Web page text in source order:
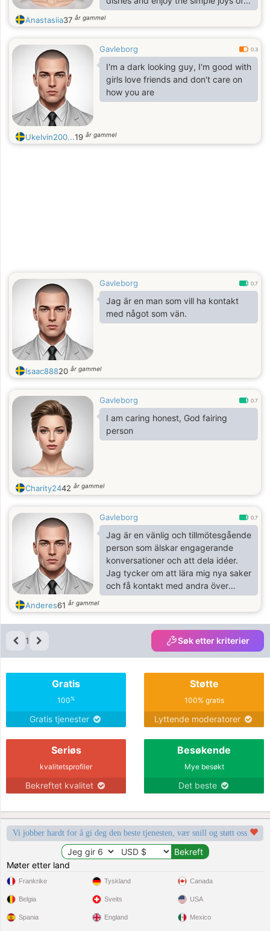
life. In my free time I watch TV
series, read and learn something
Anastasiia37 år gammel
Gavleborg 0.3
I'm a dark looking guy, I'm good with
girls love friends and don't care on
how you are
Ukelvin200...19 år gammel
Gavleborg 0.7
Jag är en man som vill ha kontakt
med något som vän.
Isaac88820 år gammel
Gavleborg 0.7
I am caring honest, God fairing
person
Charity2442 år gammel
Gavleborg 0.7
Jag är en vänlig och tillmötesgående
person som älskar engagerande
konversationer och att dela idéer.
Jag tycker om att lära mig nya saker
och få kontakt med andra över
gemensamma intressen.
Anderes61 år gammel
1 Søk etter kriterier
Gratis
100%
Gratis tjenester
Støtte
100% gratis
Lyttende moderatorer
Seriøs
kvalitetsprofiler
Bekreftet kvalitet
Besøkende
Mye besøkt
Det beste
Vi jobber hardt for å gi deg den beste tjenesten, vær snill og støtt oss
Møter etter land
Frankrike
Belgia
Spania
Tyskland
Sveits
England
Canada
USA
Mexico